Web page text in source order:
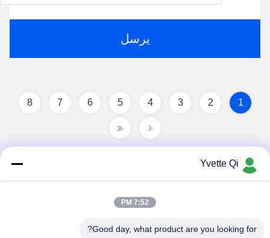
يرسل
1
2
3
4
5
6
7
8
Yvette Qi
7:52 PM
Good day, what product are you looking for?